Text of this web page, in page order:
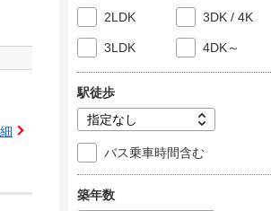
2LDK 3DK / 4K
3LDK 4DK～
駅徒歩
バス乗車時間含む
築年数